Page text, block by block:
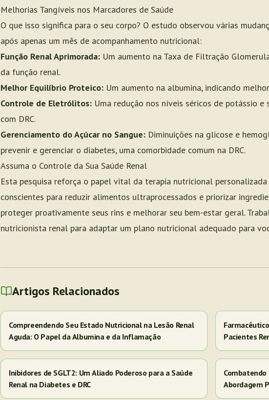
Melhorias Tangíveis nos Marcadores de Saúde
O que isso significa para o seu corpo? O estudo observou várias
após apenas um mês de acompanhamento nutricional:
Função Renal Aprimorada: Um aumento na Taxa de Filtração
da função renal.
Melhor Equilíbrio Proteico: Um aumento na albumina, indicando
Controle de Eletrólitos: Uma redução nos níveis séricos de potássio
com DRC.
Gerenciamento do Açúcar no Sangue: Diminuições na glicose e
prevenir e gerenciar o diabetes, uma comorbidade comum na DRC.
Assuma o Controle da Sua Saúde Renal
Esta pesquisa reforça o papel vital da terapia nutricional personalizada
conscientes para reduzir alimentos ultraprocessados e priorizar
proteger proativamente seus rins e melhorar seu bem-estar geral.
nutricionista renal para adaptar um plano nutricional adequado para
Artigos Relacionados
Compreendendo Seu Estado Nutricional na Lesão Renal
Aguda: O Papel da Albumina e da Inflamação
Pacientes
Inibidores de SGLT2: Um Aliado Poderoso para a Saúde
Renal na Diabetes e DRC
Combatendo
Abordagem